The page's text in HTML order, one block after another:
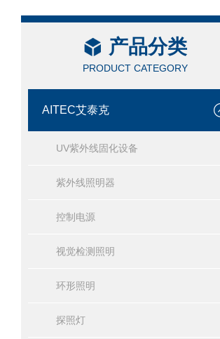
产品分类
PRODUCT CATEGORY
AITEC艾泰克
UV紫外线固化设备
紫外线照明器
控制电源
视觉检测照明
环形照明
探照灯